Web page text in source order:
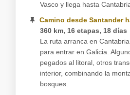
Vasco y llega hasta
Camino desde Santander
360 km, 16 etapas, 18 días
La ruta arranca en
para entrar en Galicia.
pegados al litoral, otros
interior, combinando la
bosques.